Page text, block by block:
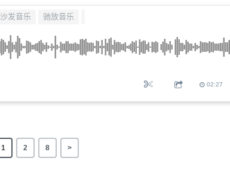
沙发音乐 驰放音乐
02:27
1 2 8 >